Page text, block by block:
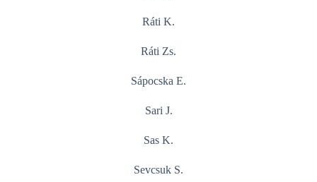
Ráti K.
Ráti Zs.
Sápocska E.
Sari J.
Sas K.
Sevcsuk S.